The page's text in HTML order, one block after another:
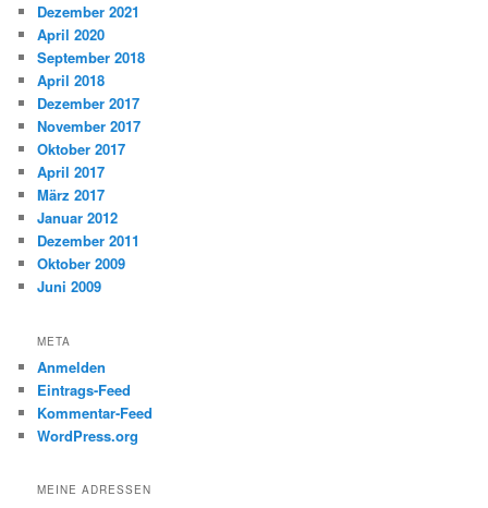
Dezember 2021
April 2020
September 2018
April 2018
Dezember 2017
November 2017
Oktober 2017
April 2017
März 2017
Januar 2012
Dezember 2011
Oktober 2009
Juni 2009
META
Anmelden
Eintrags-Feed
Kommentar-Feed
WordPress.org
MEINE ADRESSEN